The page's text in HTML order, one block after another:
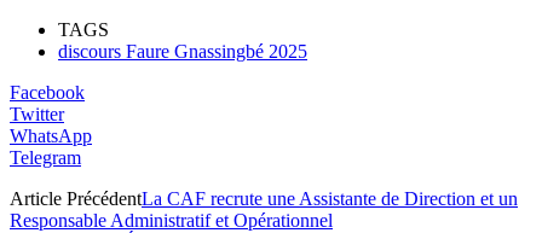
TAGS
discours Faure Gnassingbé 2025
Facebook
Twitter
WhatsApp
Telegram
Article PrécédentLa CAF recrute une Assistante de Direction et un
Responsable Administratif et Opérationnel